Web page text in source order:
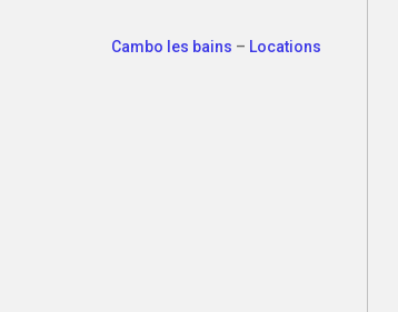
Cambo les bains – Locations